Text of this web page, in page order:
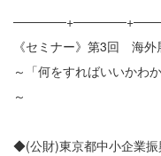
《セミナー》第3回 海
～「何をすればいいかわ
～
◆(公財)東京都中小企業振